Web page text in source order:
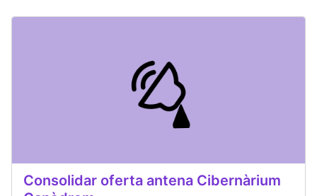
Consolidar oferta antena Cibernàrium